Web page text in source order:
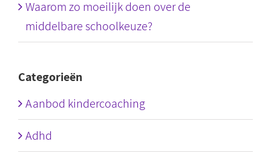
Waarom zo moeilijk doen over de
middelbare schoolkeuze?
Categorieën
Aanbod kindercoaching
Adhd